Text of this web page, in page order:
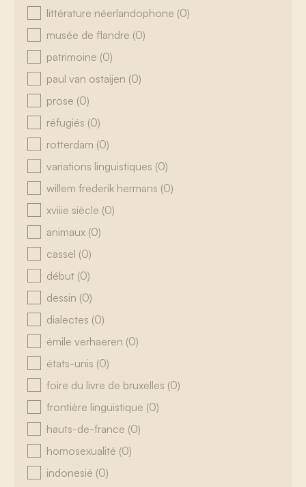
littérature néerlandophone (0)
musée de flandre (0)
patrimoine (0)
paul van ostaijen (0)
prose (0)
réfugiés (0)
rotterdam (0)
variations linguistiques (0)
willem frederik hermans (0)
xviiie siècle (0)
animaux (0)
cassel (0)
début (0)
dessin (0)
dialectes (0)
émile verhaeren (0)
états-unis (0)
foire du livre de bruxelles (0)
frontière linguistique (0)
hauts-de-france (0)
homosexualité (0)
indonesië (0)